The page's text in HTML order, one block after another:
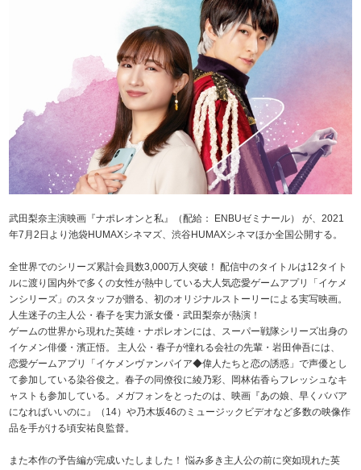
武田梨奈主演映画『ナポレオンと私』（配給： ENBUゼミナール） が、2021
年7月2日より池袋HUMAXシネマズ、渋谷HUMAXシネマほか全国公開する。
全世界でのシリーズ累計会員数3,000万人突破！ 配信中のタイトルは12タイト
ルに渡り国内外で多くの女性が熱中している大人気恋愛ゲームアプリ「イケメ
ンシリーズ」のスタッフが贈る、初のオリジナルストーリーによる実写映画。
人生迷子の主人公・春子を実力派女優・武田梨奈が熱演！
ゲームの世界から現れた英雄・ナポレオンには、スーパー戦隊シリーズ出身の
イケメン俳優・濱正悟。 主人公・春子が憧れる会社の先輩・岩田伸吾には、
恋愛ゲームアプリ「イケメンヴァンパイア◆偉人たちと恋の誘惑」で声優とし
て参加している染谷俊之。春子の同僚役に綾乃彩、岡林佑香らフレッシュなキ
ャストも参加している。メガフォンをとったのは、映画『あの娘、早くババア
になればいいのに』（14）や乃木坂46のミュージックビデオなど多数の映像作
品を手がける頃安祐良監督。
また本作の予告編が完成いたしました！ 悩み多き主人公の前に突如現れた英